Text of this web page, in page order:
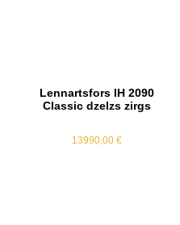
Lennartsfors IH 2090
Classic dzelzs zirgs
13990,00 €